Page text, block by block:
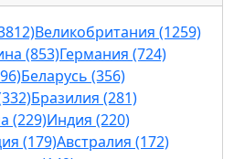
Великобритания (1259)
(853)Германия (724)
Беларусь (356)
Бразилия (281)
(229)Индия (220)
(179)Австралия (172)